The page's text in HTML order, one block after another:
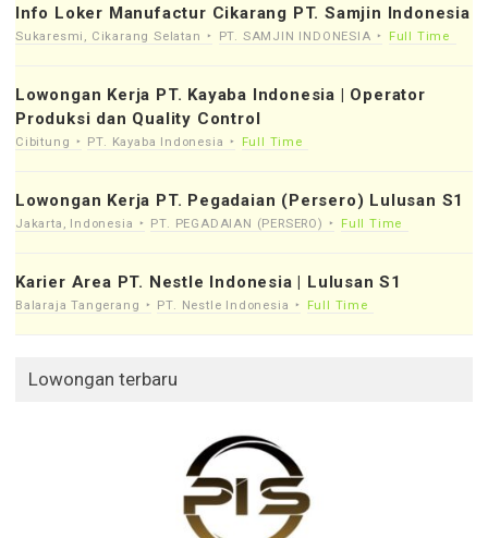
Info Loker Manufactur Cikarang PT. Samjin Indonesia
Sukaresmi, Cikarang Selatan PT. SAMJIN INDONESIA Full Time
Lowongan Kerja PT. Kayaba Indonesia | Operator
Produksi dan Quality Control
Cibitung PT. Kayaba Indonesia Full Time
Lowongan Kerja PT. Pegadaian (Persero) Lulusan S1
Jakarta, Indonesia PT. PEGADAIAN (PERSERO) Full Time
Karier Area PT. Nestle Indonesia | Lulusan S1
Balaraja Tangerang PT. Nestle Indonesia Full Time
Lowongan terbaru